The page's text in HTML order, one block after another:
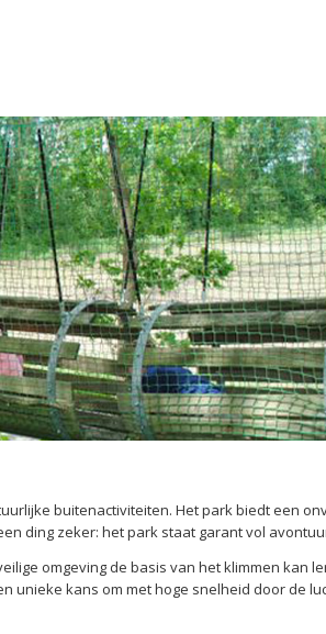
buitenactiviteiten. Het park biedt een
ding zeker: het park staat garant vol
omgeving de basis van het klimmen kan
unieke kans om met hoge snelheid door de